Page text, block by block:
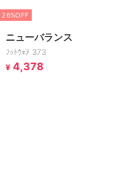
26%OFF
ニューバランス
ﾌｯﾄｳｪｱ 373
¥ 4,378